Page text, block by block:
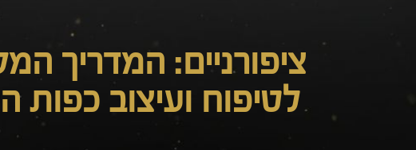
ציפורניים: המדריך
לטיפוח ועיצוב כפות